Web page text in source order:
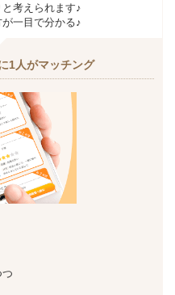
考えられます♪
一目で分かる♪
1人がマッチング